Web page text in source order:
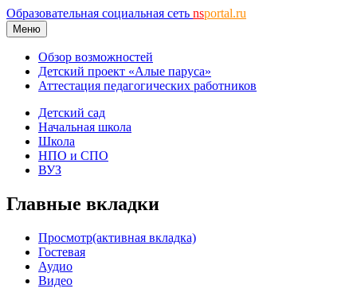
Образовательная социальная сеть nsportal.ru
Меню
Обзор возможностей
Детский проект «Алые паруса»
Аттестация педагогических работников
Детский сад
Начальная школа
Школа
НПО и СПО
ВУЗ
Главные вкладки
Просмотр(активная вкладка)
Гостевая
Аудио
Видео